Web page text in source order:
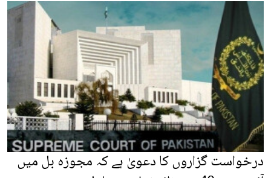
درخواست گزاروں کا دعویٰ ہے کہ مجوزہ بل میں